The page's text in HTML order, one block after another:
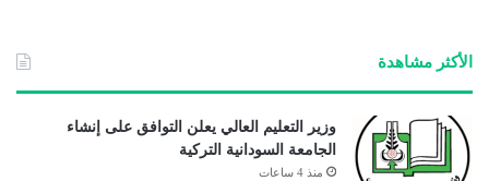
الأكثر مشاهدة
وزير التعليم العالي يعلن التوافق على إنشاء
الجامعة السودانية التركية
منذ 4 ساعات